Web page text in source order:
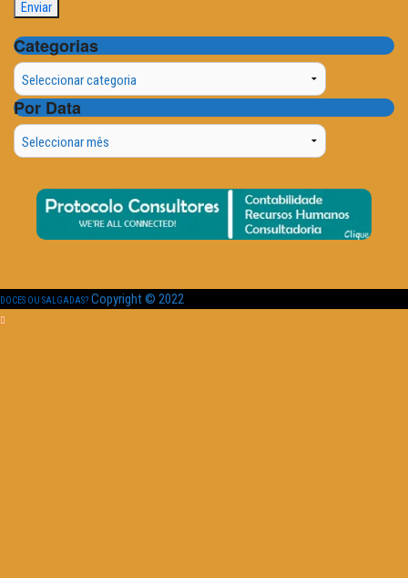
Categorias
Categorias
Por Data
Por
Data
DOCES OU SALGADAS? Copyright © 2022